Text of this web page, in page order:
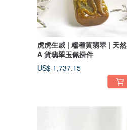
虎虎生威 | 糯種黄翡翠 | 天然
A 貨翡翠玉佩掛件
US$ 1,737.15